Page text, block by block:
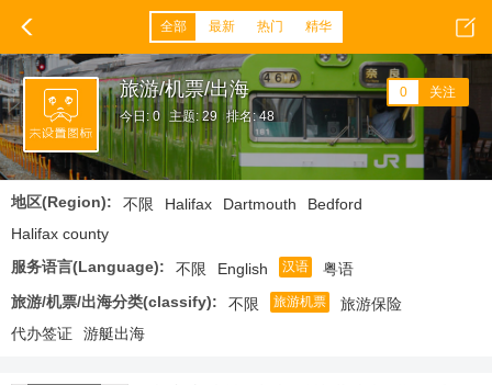
全部 最新 热门 精华
旅游/机票/出海
今日: 0 主题: 29 排名: 48
0 关注
地区(Region): 不限 Halifax Dartmouth
Bedford
Halifax county
服务语言(Language):
不限 English 汉语
粤语
旅游/机票/出海分类(classify):
不限 旅游机票
旅游保险
代办签证
游艇出海